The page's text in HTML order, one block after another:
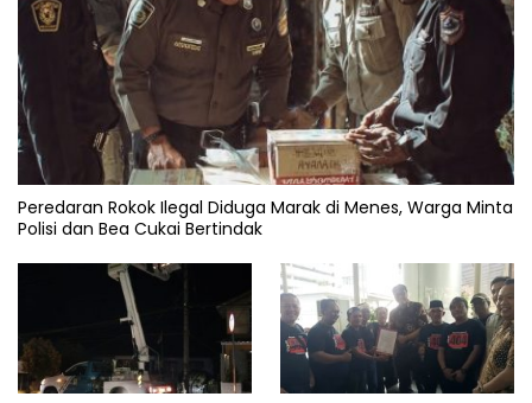
Peredaran Rokok Ilegal Diduga Marak di Menes, Warga Minta
Polisi dan Bea Cukai Bertindak